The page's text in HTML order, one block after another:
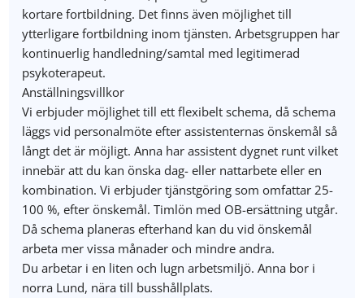
kortare fortbildning. Det finns även möjlighet till
ytterligare fortbildning inom tjänsten. Arbetsgruppen har
kontinuerlig handledning/samtal med legitimerad
psykoterapeut.
Anställningsvillkor
Vi erbjuder möjlighet till ett flexibelt schema, då schema
läggs vid personalmöte efter assistenternas önskemål så
långt det är möjligt. Anna har assistent dygnet runt vilket
innebär att du kan önska dag- eller nattarbete eller en
kombination. Vi erbjuder tjänstgöring som omfattar 25-
100 %, efter önskemål. Timlön med OB-ersättning utgår.
Då schema planeras efterhand kan du vid önskemål
arbeta mer vissa månader och mindre andra.
Du arbetar i en liten och lugn arbetsmiljö. Anna bor i
norra Lund, nära till busshållplats.